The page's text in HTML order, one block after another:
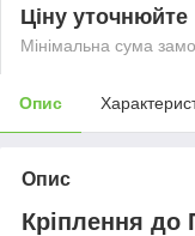
Ціну уточнюйте
Мінімальна сума
Опис
Опис
Кріплення до